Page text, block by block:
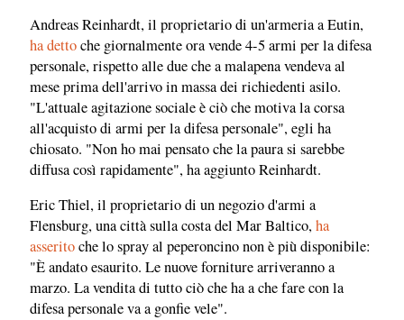
Andreas Reinhardt, il proprietario di un'armeria a Eutin,
ha dettoche giornalmente ora vende 4-5 armi per la difesa
personale, rispetto alle due che a malapena vendeva al
mese prima dell'arrivo in massa dei richiedenti asilo.
"L'attuale agitazione sociale è ciò che motiva la corsa
all'acquisto di armi per la difesa personale", egli ha
chiosato. "Non ho mai pensato che la paura si sarebbe
diffusa così rapidamente", ha aggiunto Reinhardt.
Eric Thiel, il proprietario di un negozio d'armi a
Flensburg, una città sulla costa del Mar Baltico,ha
asseritoche lo spray al peperoncino non è più disponibile:
"È andato esaurito. Le nuove forniture arriveranno a
marzo. La vendita di tutto ciò che ha a che fare con la
difesa personale va a gonfie vele".